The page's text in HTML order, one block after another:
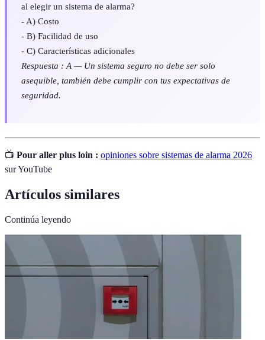
al elegir un sistema de alarma?
- A) Costo
- B) Facilidad de uso
- C) Características adicionales
Respuesta : A — Un sistema seguro no debe ser solo
asequible, también debe cumplir con tus expectativas de
seguridad.
📺 Pour aller plus loin : opiniones sobre sistemas de alarma 2026
sur YouTube
Artículos similares
Continúa leyendo